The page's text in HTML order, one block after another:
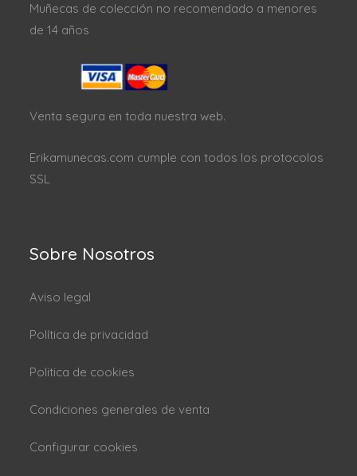
Muñecas de colección no recomendado a menores
de 14 años
Venta segura en toda nuestra web.
Erikamunecas.com cumple con todos los protocolos
SSL
Sobre Nosotros
Aviso legal
Política de privacidad
Politica de cookies
Condiciones generales de venta
Configurar cookies